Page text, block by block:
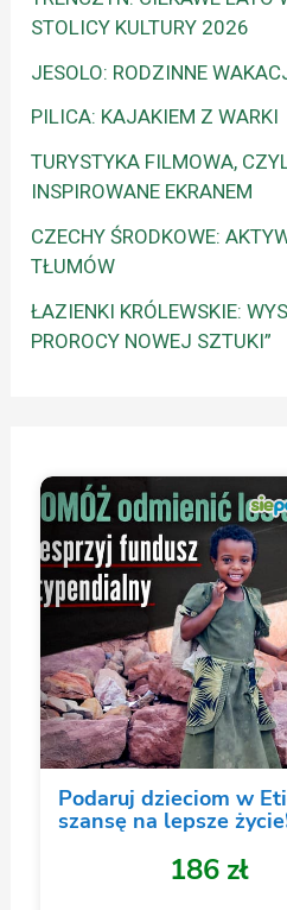
STOLICY KULTURY 2026
JESOLO: RODZINNE
PILICA: KAJAKIEM Z WARKI
TURYSTYKA FILMOWA,
INSPIROWANE EKRANEM
CZECHY ŚRODKOWE:
TŁUMÓW
ŁAZIENKI KRÓLEWSKIE:
PROROCY NOWEJ SZTUKI”